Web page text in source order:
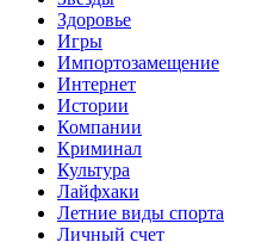
Здоровье
Игры
Импортозамещение
Интернет
Истории
Компании
Криминал
Культура
Лайфхаки
Летние виды спорта
Личный счет